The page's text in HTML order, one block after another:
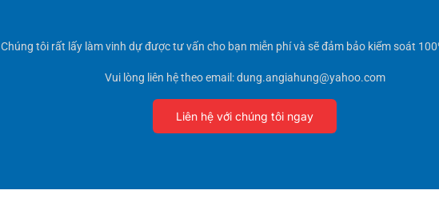
Chúng tôi rất lấy làm vinh dự được tư vấn cho bạn miễn phí và sẽ đảm bảo kiểm soát
Vui lòng liên hệ theo email: dung.angiahung@yahoo.com
Liên hệ với chúng tôi ngay